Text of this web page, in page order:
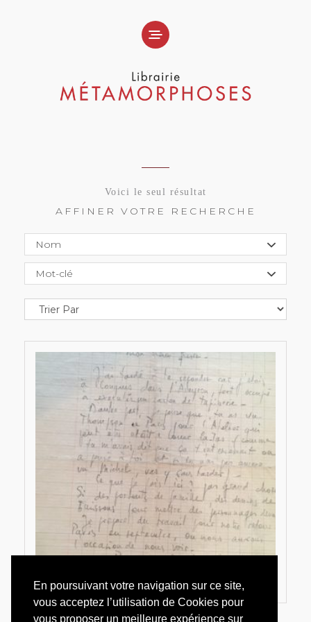
En poursuivant votre navigation sur ce site,
vous acceptez l’utilisation de Cookies pour
vous proposer un meilleure expérience sur
Voici le seul résultat
AFFINER VOTRE RECHERCHE
Nom
Mot-clé